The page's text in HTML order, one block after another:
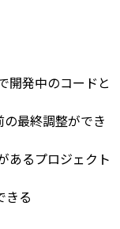
開発中のコードと
最終調整ができ
あるプロジェクト
きる